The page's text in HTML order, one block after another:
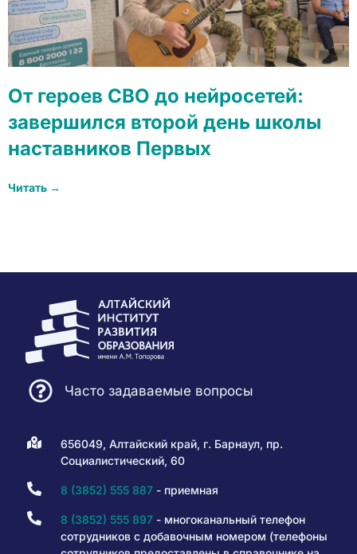
От героев СВО до нейросетей:
завершился второй день школы
наставников Первых
Читать →
Часто задаваемые вопросы
656049, Алтайский край, г. Барнаул, пр.
Социалистический, 60
8 (3852) 555 887- приемная
8 (3852) 555 897- многоканальный телефон
сотрудников с добавочным номером (телефоны